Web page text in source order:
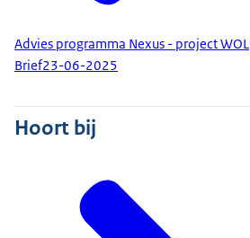
Advies programma Nexus - project WOL
Brief23-06-2025
Hoort bij